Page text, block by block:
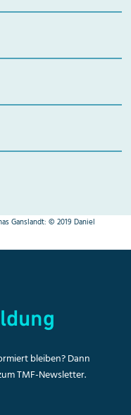
Ganslandt: © 2019 Daniel
bleiben? Dann
TMF-Newsletter.